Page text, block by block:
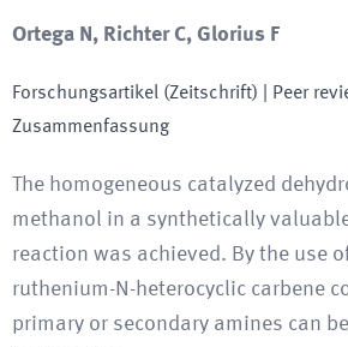
Ortega N, Richter C, Glorius F
Forschungsartikel (Zeitschrift) | Peer
Zusammenfassung
The homogeneous catalyzed
methanol in a synthetically
reaction was achieved. By the use
ruthenium-N-heterocyclic carbene
primary or secondary amines can